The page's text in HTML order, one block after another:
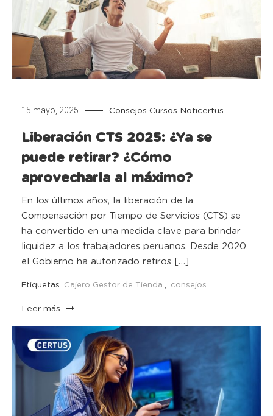
15 mayo, 2025 Consejos Cursos Noticertus
Liberación CTS 2025: ¿Ya se
puede retirar? ¿Cómo
aprovecharla al máximo?
En los últimos años, la liberación de la
Compensación por Tiempo de Servicios (CTS) se
ha convertido en una medida clave para brindar
liquidez a los trabajadores peruanos. Desde 2020,
el Gobierno ha autorizado retiros […]
Etiquetas Cajero Gestor de Tienda , consejos
Leer más